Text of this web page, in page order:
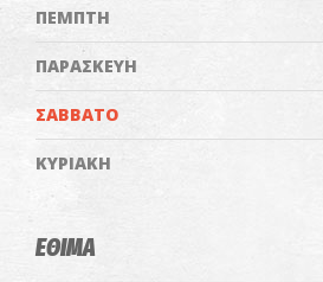
ΠΕΜΠΤΗ
ΠΑΡΑΣΚΕΥΗ
ΣΑΒΒΑΤΟ
ΚΥΡΙΑΚΗ
ΕΘΙΜΑ